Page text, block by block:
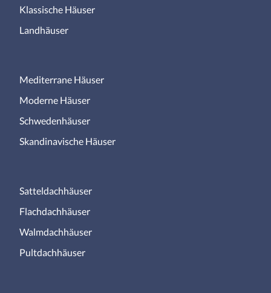
Klassische Häuser
Landhäuser
Mediterrane Häuser
Moderne Häuser
Schwedenhäuser
Skandinavische Häuser
Satteldachhäuser
Flachdachhäuser
Walmdachhäuser
Pultdachhäuser